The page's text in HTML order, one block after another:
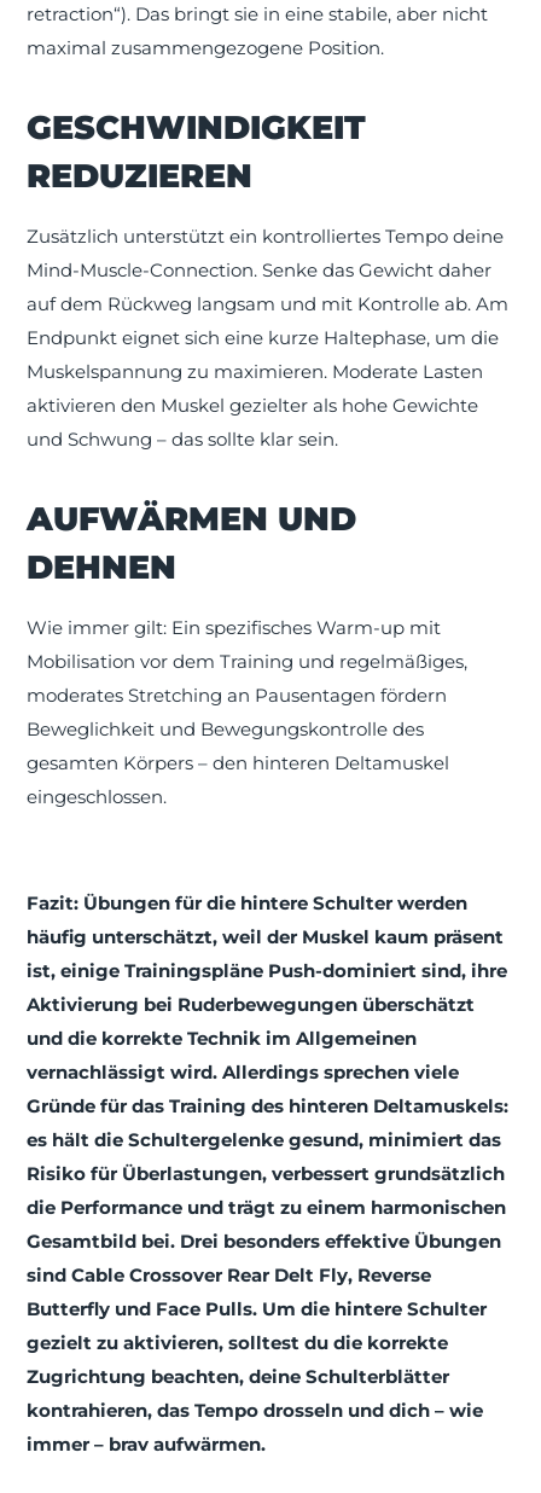
retraction“). Das bringt sie in eine stabile, aber nicht
maximal zusammengezogene Position.
GESCHWINDIGKEIT
REDUZIEREN
Zusätzlich unterstützt ein kontrolliertes Tempo deine
Mind-Muscle-Connection. Senke das Gewicht daher
auf dem Rückweg langsam und mit Kontrolle ab. Am
Endpunkt eignet sich eine kurze Haltephase, um die
Muskelspannung zu maximieren. Moderate Lasten
aktivieren den Muskel gezielter als hohe Gewichte
und Schwung – das sollte klar sein.
AUFWÄRMEN UND
DEHNEN
Wie immer gilt: Ein spezifisches Warm-up mit
Mobilisation vor dem Training und regelmäßiges,
moderates Stretching an Pausentagen fördern
Beweglichkeit und Bewegungskontrolle des
gesamten Körpers – den hinteren Deltamuskel
eingeschlossen.
Fazit: Übungen für die hintere Schulter werden
häufig unterschätzt, weil der Muskel kaum präsent
ist, einige Trainingspläne Push-dominiert sind, ihre
Aktivierung bei Ruderbewegungen überschätzt
und die korrekte Technik im Allgemeinen
vernachlässigt wird. Allerdings sprechen viele
Gründe für das Training des hinteren Deltamuskels:
es hält die Schultergelenke gesund, minimiert das
Risiko für Überlastungen, verbessert grundsätzlich
die Performance und trägt zu einem harmonischen
Gesamtbild bei. Drei besonders effektive Übungen
sind Cable Crossover Rear Delt Fly, Reverse
Butterfly und Face Pulls. Um die hintere Schulter
gezielt zu aktivieren, solltest du die korrekte
Zugrichtung beachten, deine Schulterblätter
kontrahieren, das Tempo drosseln und dich – wie
immer – brav aufwärmen.